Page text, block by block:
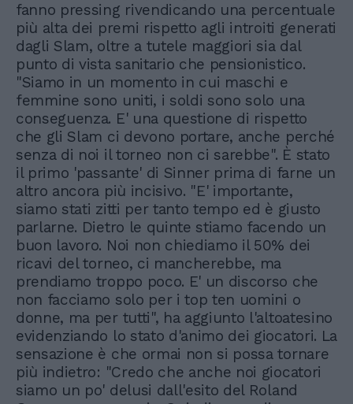
fanno pressing rivendicando una percentuale
più alta dei premi rispetto agli introiti generati
dagli Slam, oltre a tutele maggiori sia dal
punto di vista sanitario che pensionistico.
"Siamo in un momento in cui maschi e
femmine sono uniti, i soldi sono solo una
conseguenza. E' una questione di rispetto
che gli Slam ci devono portare, anche perché
senza di noi il torneo non ci sarebbe". È stato
il primo 'passante' di Sinner prima di farne un
altro ancora più incisivo. "E' importante,
siamo stati zitti per tanto tempo ed è giusto
parlarne. Dietro le quinte stiamo facendo un
buon lavoro. Noi non chiediamo il 50% dei
ricavi del torneo, ci mancherebbe, ma
prendiamo troppo poco. E' un discorso che
non facciamo solo per i top ten uomini o
donne, ma per tutti", ha aggiunto l'altoatesino
evidenziando lo stato d'animo dei giocatori. La
sensazione è che ormai non si possa tornare
più indietro: "Credo che anche noi giocatori
siamo un po' delusi dall'esito del Roland